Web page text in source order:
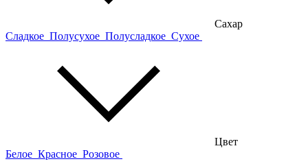
Сахар
Сладкое Полусухое Полусладкое Сухое
Цвет
Белое Красное Розовое